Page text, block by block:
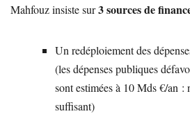
Mahfouz insiste sur3 sources de
Un redéploiement des
(les dépenses publiques
sont estimées à 10 Mds €/an :
suffisant)